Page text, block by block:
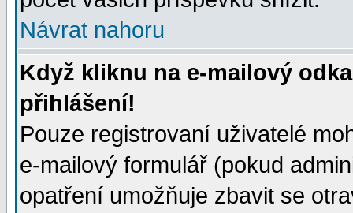
Návrat nahoru
Když kliknu na e-mailový
přihlášení!
Pouze registrovaní uživatelé
e-mailový formulář (pokud
opatření umožňuje zbavit se